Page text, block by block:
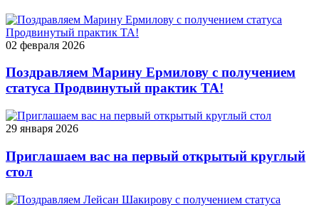
02 февраля 2026
Поздравляем Марину Ермилову с получением
статуса Продвинутый практик ТА!
29 января 2026
Приглашаем вас на первый открытый круглый
стол